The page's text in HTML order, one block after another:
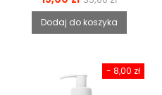
podstawowa
Dodaj do koszyka
- 8,00 zł